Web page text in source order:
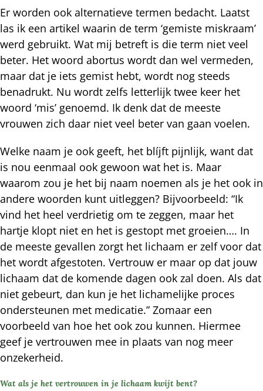
Er worden ook alternatieve termen bedacht. Laatst
las ik een artikel waarin de term ‘gemiste miskraam’
werd gebruikt. Wat mij betreft is die term niet veel
beter. Het woord abortus wordt dan wel vermeden,
maar dat je iets gemist hebt, wordt nog steeds
benadrukt. Nu wordt zelfs letterlijk twee keer het
woord ‘mis’ genoemd. Ik denk dat de meeste
vrouwen zich daar niet veel beter van gaan voelen.
Welke naam je ook geeft, het blíjft pijnlijk, want dat
is nou eenmaal ook gewoon wat het is. Maar
waarom zou je het bij naam noemen als je het ook in
andere woorden kunt uitleggen? Bijvoorbeeld: “Ik
vind het heel verdrietig om te zeggen, maar het
hartje klopt niet en het is gestopt met groeien…. In
de meeste gevallen zorgt het lichaam er zelf voor dat
het wordt afgestoten. Vertrouw er maar op dat jouw
lichaam dat de komende dagen ook zal doen. Als dat
niet gebeurt, dan kun je het lichamelijke proces
ondersteunen met medicatie.” Zomaar een
voorbeeld van hoe het ook zou kunnen. Hiermee
geef je vertrouwen mee in plaats van nog meer
onzekerheid.
Wat als je het vertrouwen in je lichaam kwijt bent?